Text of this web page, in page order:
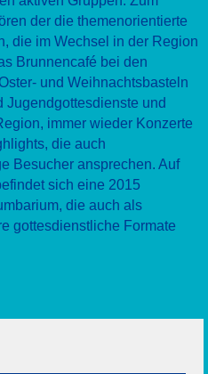
der die themenorientierte
die im Wechsel in der Region
Brunnencafé bei den
und Weihnachtsbasteln
Jugendgottesdienste und
immer wieder Konzerte
die auch
Besucher ansprechen. Auf
sich eine 2015
die auch als
gottesdienstliche Formate